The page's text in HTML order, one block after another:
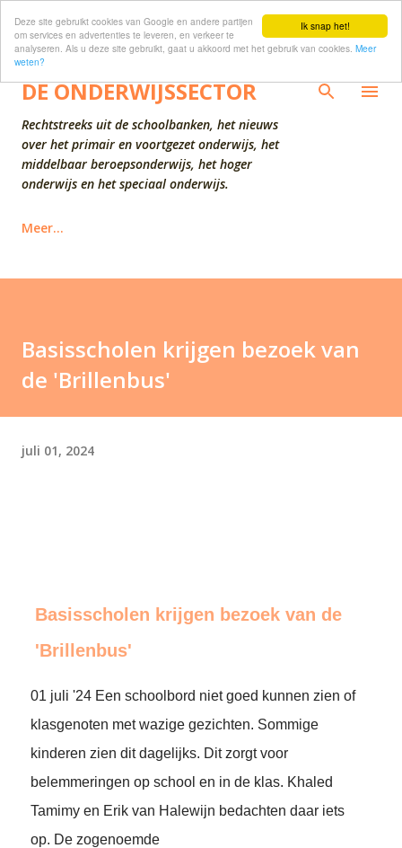
Ik snap het!
Deze site gebruikt cookies van Google en andere partijen
om services en advertenties te leveren, en verkeer te
analyseren. Als u deze site gebruikt, gaat u akkoord met het gebruik van cookies. Meer
weten?
Doorgaan naar hoofdcontent
DE ONDERWIJSSECTOR
Rechtstreeks uit de schoolbanken, het nieuws
over het primair en voortgezet onderwijs, het
middelbaar beroepsonderwijs, het hoger
onderwijs en het speciaal onderwijs.
Meer…
Basisscholen krijgen bezoek van
de 'Brillenbus'
juli 01, 2024
Basisscholen krijgen bezoek van de
'Brillenbus'
01 juli '24 Een schoolbord niet goed kunnen zien of
klasgenoten met wazige gezichten. Sommige
kinderen zien dit dagelijks. Dit zorgt voor
belemmeringen op school en in de klas. Khaled
Tamimy en Erik van Halewijn bedachten daar iets
op. De zogenoemde